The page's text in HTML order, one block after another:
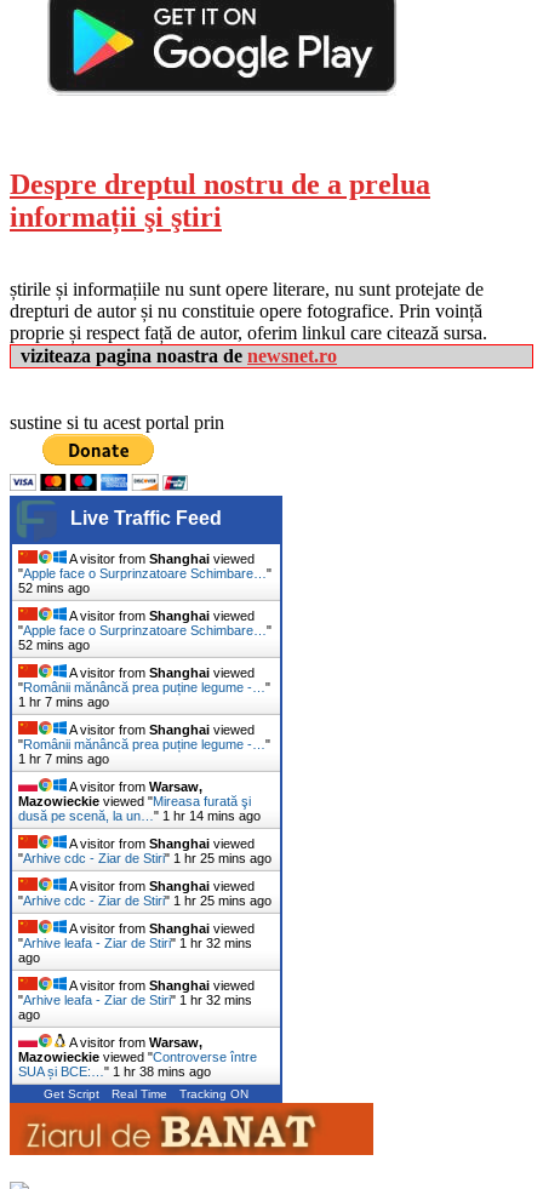
Despre dreptul nostru de a prelua
informații şi ştiri
știrile și informațiile nu sunt opere literare, nu sunt protejate de
drepturi de autor și nu constituie opere fotografice. Prin voință
proprie și respect față de autor, oferim linkul care citează sursa.
viziteaza pagina noastra de newsnet.ro
sustine si tu acest portal prin
Live Traffic Feed
A visitor from Shanghai viewed
"Apple face o Surprinzatoare Schimbare…"
52 mins ago
A visitor from Shanghai viewed
"Apple face o Surprinzatoare Schimbare…"
52 mins ago
A visitor from Shanghai viewed
"Românii mănâncă prea puține legume -…"
1 hr 7 mins ago
A visitor from Shanghai viewed
"Românii mănâncă prea puține legume -…"
1 hr 7 mins ago
A visitor from Warsaw,
Mazowieckie viewed "Mireasa furată şi
dusă pe scenă, la un…" 1 hr 14 mins ago
A visitor from Shanghai viewed
"Arhive cdc - Ziar de Stiri" 1 hr 25 mins ago
A visitor from Shanghai viewed
"Arhive cdc - Ziar de Stiri" 1 hr 25 mins ago
A visitor from Shanghai viewed
"Arhive leafa - Ziar de Stiri" 1 hr 32 mins
ago
A visitor from Shanghai viewed
"Arhive leafa - Ziar de Stiri" 1 hr 32 mins
ago
A visitor from Warsaw,
Mazowieckie viewed "Controverse între
SUA și BCE:…" 1 hr 38 mins ago
Get Script Real Time Tracking ON